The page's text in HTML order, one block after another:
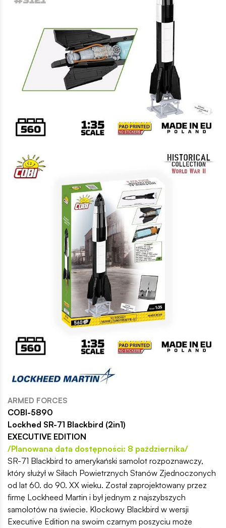
ARMED FORCES
COBI-5890
Lockhed SR-71 Blackbird (2in1)
EXECUTIVE EDITION
/Planowana data dostępności: 8 października/
SR-71 Blackbird to amerykański samolot rozpoznawczy,
który służył w Siłach Powietrznych Stanów Zjednoczonych
od lat 60. do 90. XX wieku. Został zaprojektowany przez
firmę Lockheed Martin i był jednym z najszybszych
samolotów na świecie. Klockowy Blackbird w wersji
Executive Edition na swoim czarnym poszyciu może